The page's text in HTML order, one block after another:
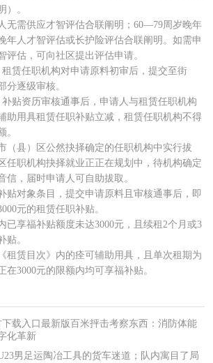
）。
需供应才智评估合联阐明；60—79周岁晚年
年人才智评估或长护险评估合联阐明。如需申
评估，可向社区提出评估申请。
任职机构对申请原料初审后，提交至街
分逐级审核。
资历审核通事后，申请人与租赁任职机构
助用具租赁任职补贴立减，租赁任职机构不得
。
县）区公然抉择确定的任职机构中实行拔
任职机构抉择就业正正在规划中，待机构确定
信，届时申请人可自助拔取。
对象条目，提交申请原料且审核通事后，即
元的租赁任职补贴。
享福补贴额度未达3000元，且续租2个月或3
贴。
赁目次》内的痊可辅助用具，且单次租期为
在3000元的限额内均可享福补贴。
下载入口最新版百米抨击考察东西：消防体能
化革新
男足运陶冶工具的货车迷道；队内寓目了局